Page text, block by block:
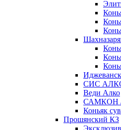
СИС
Веди Алко
САМКОН /
Коньяк
Прошянский КЗ
Эксклюзив